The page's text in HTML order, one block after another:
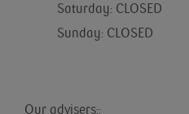
Saturday: CLOSED
Sunday: CLOSED
Our advisers::